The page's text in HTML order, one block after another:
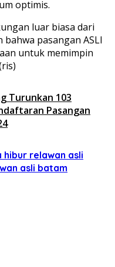
optimis.
luar biasa dari
pasangan ASLI
untuk memimpin
Turunkan 103
Pasangan
relawan asli
asli batam